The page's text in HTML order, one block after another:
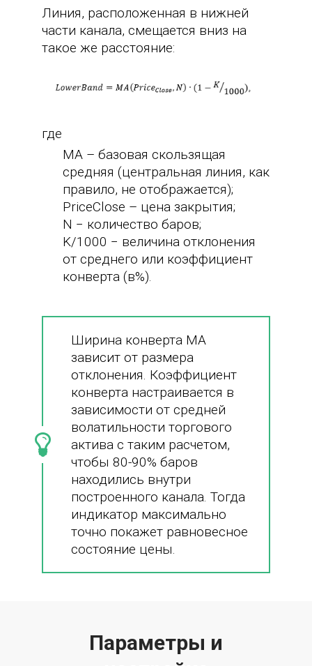
Линия, расположенная в нижней
части канала, смещается вниз на
такое же расстояние:
где
МА – базовая скользящая
средняя (центральная линия, как
правило, не отображается);
PriceClose – цена закрытия;
N − количество баров;
K/1000 − величина отклонения
от среднего или коэффициент
конверта (в%).
Ширина конверта MA
зависит от размера
отклонения. Коэффициент
конверта настраивается в
зависимости от средней
волатильности торгового
актива с таким расчетом,
чтобы 80-90% баров
находились внутри
построенного канала. Тогда
индикатор максимально
точно покажет равновесное
состояние цены.
Параметры и